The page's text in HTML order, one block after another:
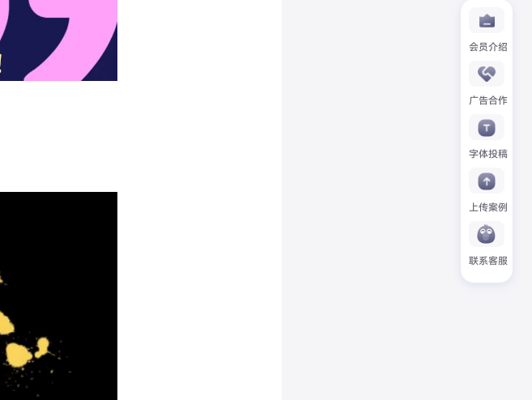
会员介绍
广告合作
字体投稿
上传案例
联系客服